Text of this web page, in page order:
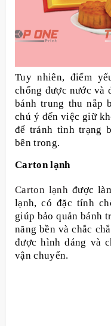
Tuy nhiên, điểm
chống được nước và
bánh trung thu nắp
chú ý đến việc giữ
để tránh tình trạng
bên trong.
Carton lạnh
Carton lạnh được
lạnh, có đặc tính
giúp bảo quản bánh
năng bền và chắc
được hình dáng và
vận chuyển.